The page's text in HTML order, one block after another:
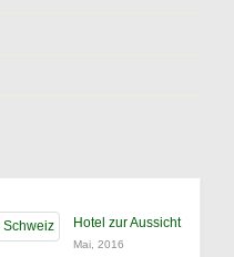
Hotel zur Aussicht
Mai, 2016